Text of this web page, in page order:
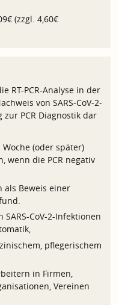
(zzgl. 4,60€
RT-PCR-Analyse in der
von SARS-CoV-2-
PCR Diagnostik dar
(oder später)
wenn die PCR negativ
als Beweis einer
CoV-2-Infektionen
pflegerischem
in Firmen,
Vereinen